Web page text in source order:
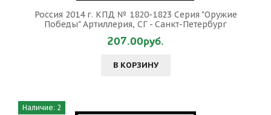
Россия 2014 г. КПД № 1820-1823 Серия "Оружие
Победы" Артиллерия, СГ - Санкт-Петербург
207.00руб.
В КОРЗИНУ
Наличие: 2